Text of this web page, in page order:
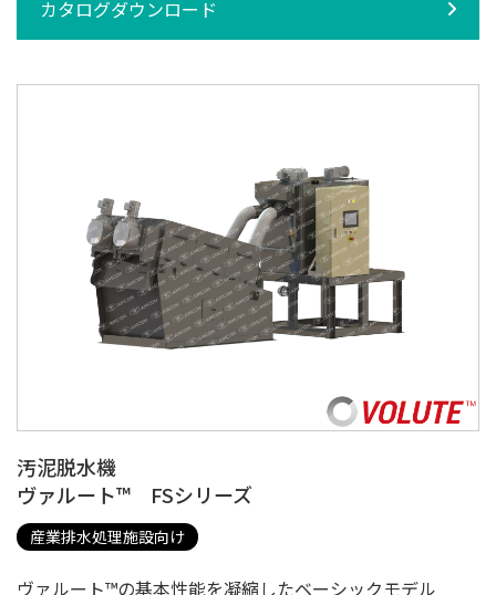
カタログダウンロード
汚泥脱水機
ヴァルート™ FSシリーズ
産業排水処理施設向け
ヴァルート™の基本性能を凝縮したベーシックモデル